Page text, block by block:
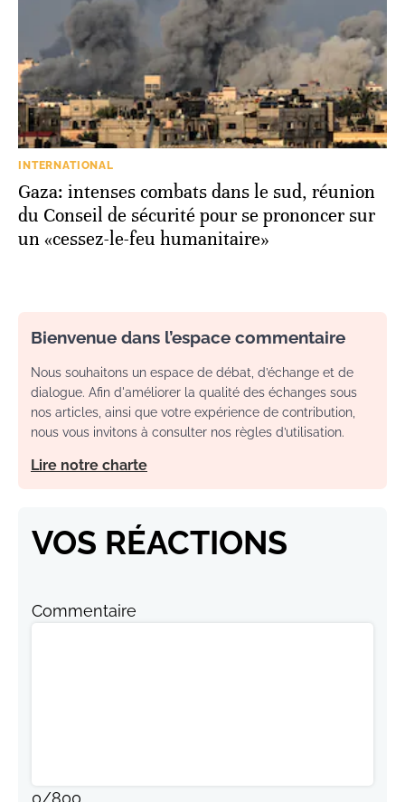
INTERNATIONAL
Gaza: intenses combats dans le sud, réunion
du Conseil de sécurité pour se prononcer sur
un «cessez-le-feu humanitaire»
Bienvenue dans l’espace commentaire
Nous souhaitons un espace de débat, d’échange et de
dialogue. Afin d'améliorer la qualité des échanges sous
nos articles, ainsi que votre expérience de contribution,
nous vous invitons à consulter nos règles d’utilisation.
Lire notre charte
VOS RÉACTIONS
Commentaire
0/800